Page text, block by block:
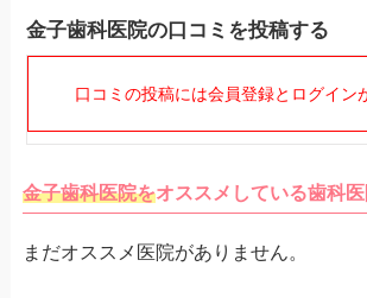
金子歯科医院の口コミを投稿する
口コミの投稿には会員登録とログイン
金子歯科医院をオススメしている歯科
まだオススメ医院がありません。